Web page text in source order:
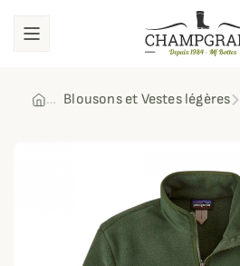
Blousons et Vestes légères